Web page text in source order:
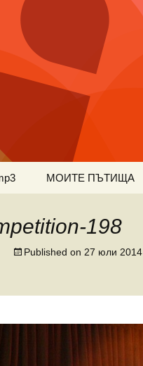
МОИТЕ ПЪТИЩА
198
Published on 27 юли 2014